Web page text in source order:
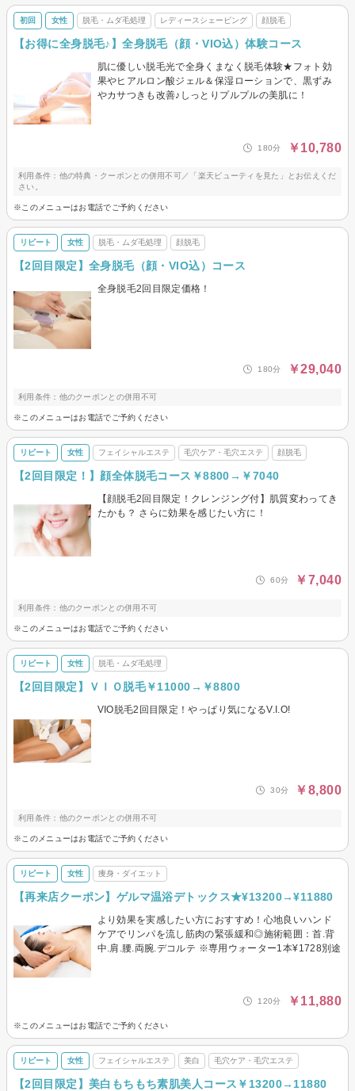
初回 女性 脱毛・ムダ毛処理 レディースシェービング 顔脱毛
【お得に全身脱毛♪】全身脱毛（顔・VIO込）体験コース
肌に優しい脱毛光で全身くまなく脱毛体験★フォト効
果やヒアルロン酸ジェル＆保湿ローションで、黒ずみ
やカサつきも改善♪しっとりプルプルの美肌に！
180分 ￥10,780
利用条件：他の特典・クーポンとの併用不可／「楽天ビューティを見た」とお伝えくだ
さい。
※このメニューはお電話でご予約ください
リピート 女性 脱毛・ムダ毛処理 顔脱毛
【2回目限定】全身脱毛（顔・VIO込）コース
全身脱毛2回目限定価格！
180分 ￥29,040
利用条件：他のクーポンとの併用不可
※このメニューはお電話でご予約ください
リピート 女性 フェイシャルエステ 毛穴ケア・毛穴エステ 顔脱毛
【2回目限定！】顔全体脱毛コース￥8800→￥7040
【顔脱毛2回目限定！クレンジング付】肌質変わってき
たかも？ さらに効果を感じたい方に！
60分 ￥7,040
利用条件：他のクーポンとの併用不可
※このメニューはお電話でご予約ください
リピート 女性 脱毛・ムダ毛処理
【2回目限定】ＶＩＯ脱毛￥11000→￥8800
VIO脱毛2回目限定！やっぱり気になるV.I.O!
30分 ￥8,800
利用条件：他のクーポンとの併用不可
※このメニューはお電話でご予約ください
リピート 女性 痩身・ダイエット
【再来店クーポン】ゲルマ温浴デトックス★¥13200→¥11880
より効果を実感したい方におすすめ！心地良いハンド
ケアでリンパを流し筋肉の緊張緩和◎施術範囲：首.背
中.肩.腰.両腕.デコルテ ※専用ウォーター1本¥1728別途
120分 ￥11,880
※このメニューはお電話でご予約ください
リピート 女性 フェイシャルエステ 美白 毛穴ケア・毛穴エステ
【2回目限定】美白もちもち素肌美人コース￥13200→11880